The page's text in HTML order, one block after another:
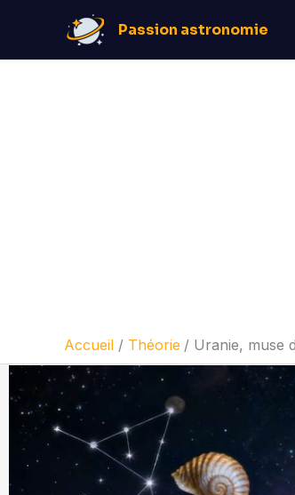
contenu
Passion astronomie
Accueil Théorie Uranie, muse